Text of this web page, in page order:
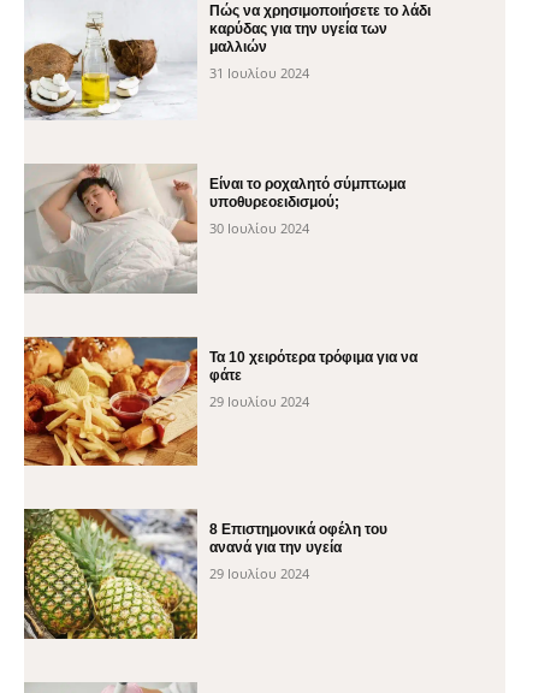
Πώς να χρησιμοποιήσετε το λάδι
καρύδας για την υγεία των
μαλλιών
31 Ιουλίου 2024
Είναι το ροχαλητό σύμπτωμα
υποθυρεοειδισμού;
30 Ιουλίου 2024
Τα 10 χειρότερα τρόφιμα για να
φάτε
29 Ιουλίου 2024
8 Επιστημονικά οφέλη του
ανανά για την υγεία
29 Ιουλίου 2024